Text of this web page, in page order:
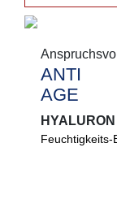
ANTI
AGE
Glättender,
ANTI
AGE
Feuchtigkeits-